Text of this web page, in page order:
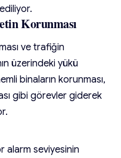
Korunması
ve trafiğin
üzerindeki yükü
binaların korunması,
gibi görevler giderek
alarm seviyesinin